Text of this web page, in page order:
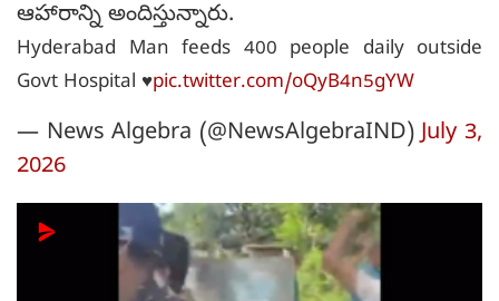
ఆహారాన్ని అందిస్తున్నారు.
Hyderabad Man feeds 400 people daily outside
Govt Hospital ♥️pic.twitter.com/oQyB4n5gYW
— News Algebra (@NewsAlgebraIND)July 3,
2026